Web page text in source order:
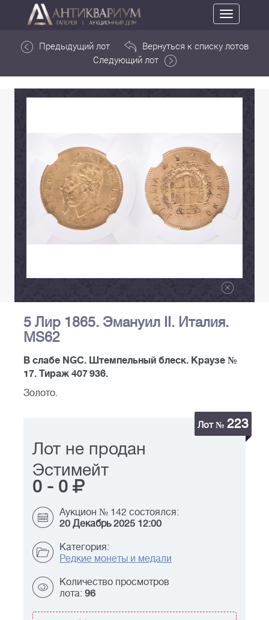
Toggle
navigation
Предыдущий лот
Вернуться к списку лотов
Следующий лот
5 Лир 1865. Эмануил II. Италия.
MS62
В слабе NGС. Штемпельный блеск. Краузе №
17. Тираж 407 936.
Золото.
Лот № 223
Лот не продан
Эстимейт
0 - 0
Аукцион № 142 состоялся:
20 Декабрь 2025 12:00
Категория:
Редкие монеты и медали
Количество просмотров
лота: 96